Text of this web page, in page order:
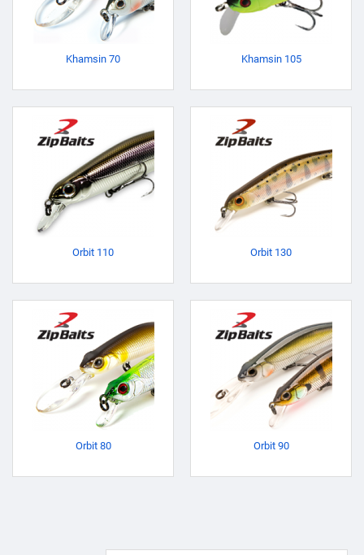
Khamsin 70 Khamsin 105
Orbit 110 Orbit 130
Orbit 80 Orbit 90